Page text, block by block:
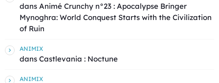
dans Animé Crunchy n°23 : Apocalypse Bringer
Mynoghra: World Conquest Starts with the Civilization
of Ruin
ANIMIX
dans Castlevania : Noctune
ANIMIX